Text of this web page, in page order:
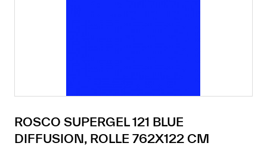
ROSCO SUPERGEL 121 BLUE
DIFFUSION, ROLLE 762X122 CM